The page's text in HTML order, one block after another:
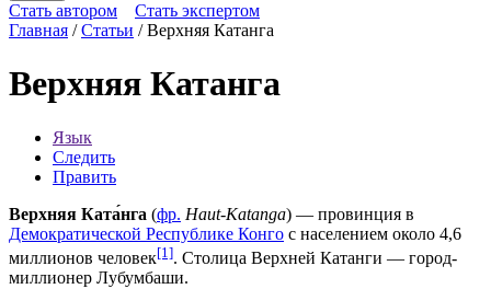
Стать автором
Стать экспертом
Главная /Статьи /Верхняя Катанга
Верхняя Катанга
Язык
Следить
Править
Верхняя Ката́нга (фр. Haut-Katanga) — провинция в
Демократической Республике Конго с населением около 4,6
миллионов человек[1]. Столица Верхней Катанги — город-
миллионер Лубумбаши.